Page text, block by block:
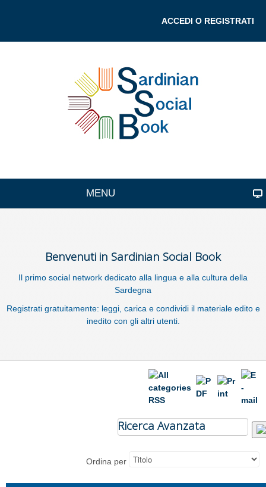
ACCEDI O REGISTRATI
MENU
Benvenuti in Sardinian Social Book
Il primo social network dedicato alla lingua e alla cultura della
Sardegna
Registrati gratuitamente: leggi, carica e condividi il materiale edito e
inedito con gli altri utenti.
Ricerca Avanzata
Ordina per